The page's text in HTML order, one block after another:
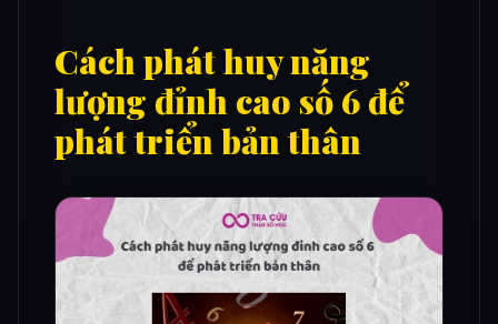
Cách phát huy năng
lượng đỉnh cao số 6 để
phát triển bản thân